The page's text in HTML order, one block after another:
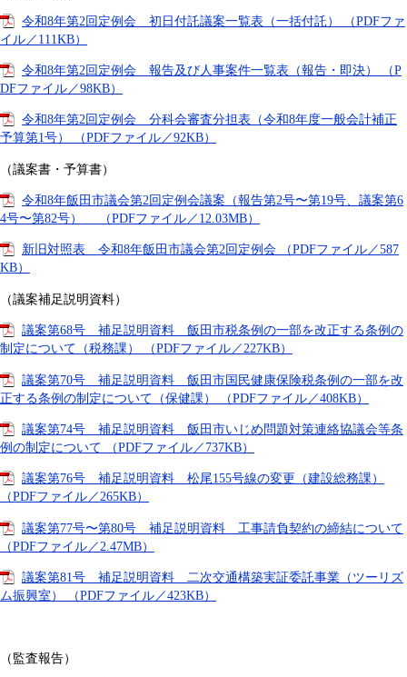
令和8年第2回定例会 初日付託議案一覧表（一括付託） （PDFファ
イル／111KB）
令和8年第2回定例会 報告及び人事案件一覧表（報告・即決） （P
DFファイル／98KB）
令和8年第2回定例会 分科会審査分担表（令和8年度一般会計補正
予算第1号） （PDFファイル／92KB）
（議案書・予算書）
令和8年飯田市議会第2回定例会議案（報告第2号〜第19号、議案第6
4号〜第82号） （PDFファイル／12.03MB）
新旧対照表 令和8年飯田市議会第2回定例会 （PDFファイル／587
KB）
（議案補足説明資料）
議案第68号 補足説明資料 飯田市税条例の一部を改正する条例の
制定について（税務課） （PDFファイル／227KB）
議案第70号 補足説明資料 飯田市国民健康保険税条例の一部を改
正する条例の制定について（保健課） （PDFファイル／408KB）
議案第74号 補足説明資料 飯田市いじめ問題対策連絡協議会等条
例の制定について （PDFファイル／737KB）
議案第76号 補足説明資料 松尾155号線の変更（建設総務課）
（PDFファイル／265KB）
議案第77号〜第80号 補足説明資料 工事請負契約の締結について
（PDFファイル／2.47MB）
議案第81号 補足説明資料 二次交通構築実証委託事業（ツーリズ
ム振興室） （PDFファイル／423KB）
（監査報告）